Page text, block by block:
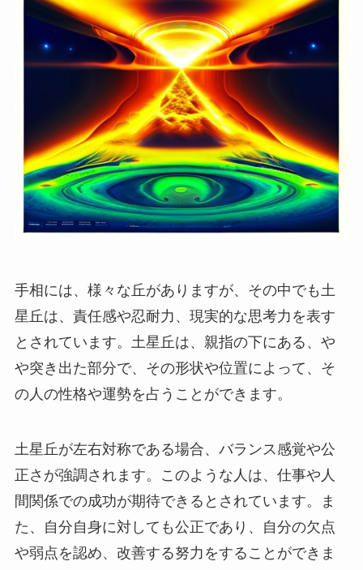
手相には、様々な丘がありますが、その中でも土
星丘は、責任感や忍耐力、現実的な思考力を表す
とされています。土星丘は、親指の下にある、や
や突き出た部分で、その形状や位置によって、そ
の人の性格や運勢を占うことができます。
土星丘が左右対称である場合、バランス感覚や公
正さが強調されます。このような人は、仕事や人
間関係での成功が期待できるとされています。ま
た、自分自身に対しても公正であり、自分の欠点
や弱点を認め、改善する努力をすることができま